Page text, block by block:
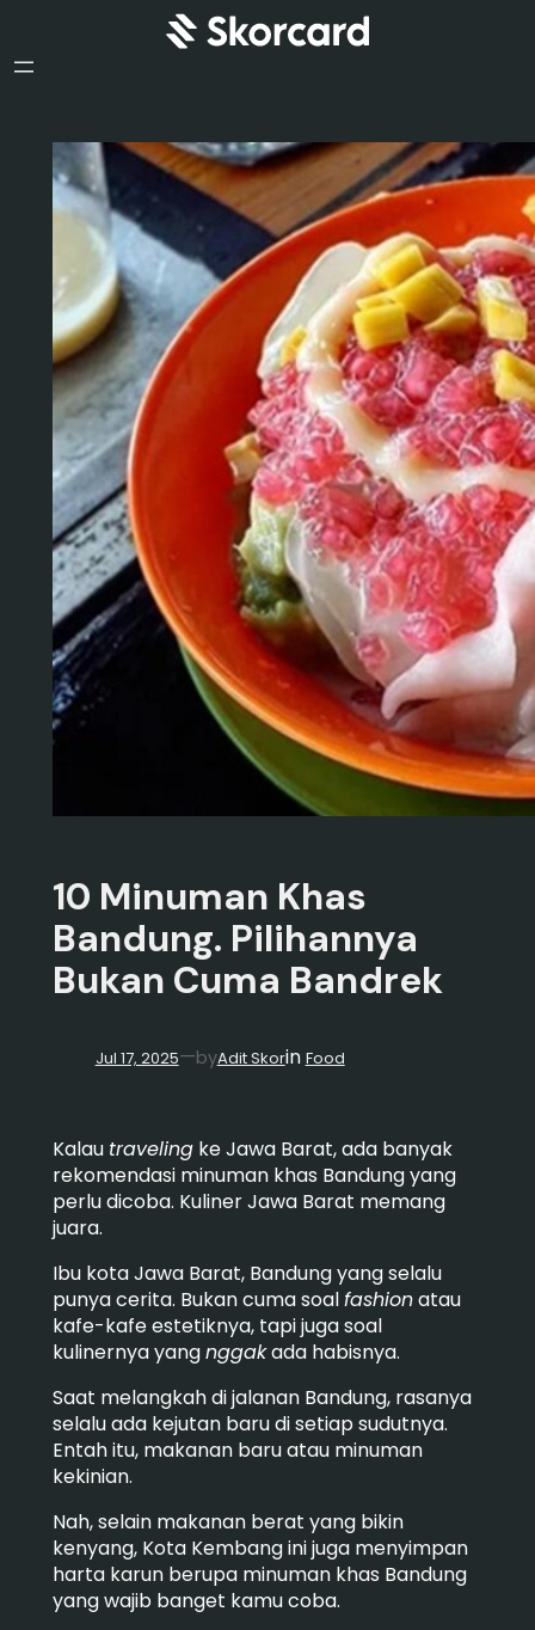
10 Minuman Khas
Bandung. Pilihannya
Bukan Cuma Bandrek
Jul 17, 2025—byAdit Skorin Food
Kalau travelingke Jawa Barat, ada banyak
rekomendasi minuman khas Bandung yang
perlu dicoba. Kuliner Jawa Barat memang
juara.
Ibu kota Jawa Barat, Bandung yang selalu
punya cerita. Bukan cuma soalfashionatau
kafe-kafe estetiknya, tapi juga soal
kulinernya yangnggakada habisnya.
Saat melangkah di jalanan Bandung, rasanya
selalu ada kejutan baru di setiap sudutnya.
Entah itu, makanan baru atau minuman
kekinian.
Nah, selain makanan berat yang bikin
kenyang, Kota Kembang ini juga menyimpan
harta karun berupa minuman khas Bandung
yang wajib banget kamu coba.